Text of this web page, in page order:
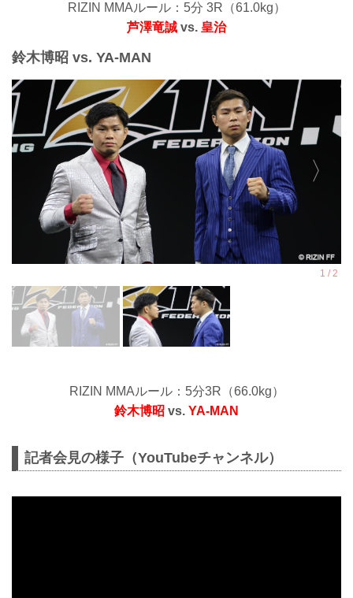
RIZIN MMAルール：5分 3R（61.0kg）
芦澤竜誠 vs. 皇治
鈴木博昭 vs. YA-MAN
RIZIN MMAルール：5分3R（66.0kg）
鈴木博昭 vs. YA-MAN
記者会見の様子（YouTubeチャンネル）